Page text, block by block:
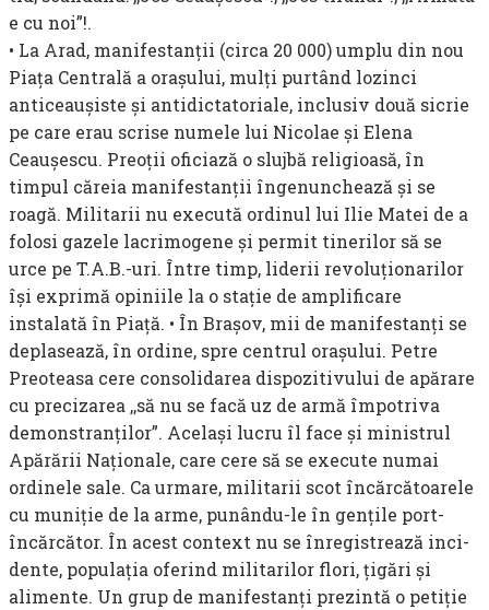
e cu noi”!.
• La Arad, manifestanţii (circa 20 000) umplu din nou
Piaţa Centrală a oraşului, mulţi purtând lozinci
anticeauşiste şi antidictatoriale, inclusiv două sicrie
pe care erau scrise numele lui Nicolae şi Elena
Ceauşescu. Preoţii oficiază o slujbă religioasă, în
timpul căreia manifestanţii în­genunchează şi se
roagă. Militarii nu execută ordinul lui Ilie Matei de a
folosi gazele lacrimogene şi permit tinerilor să se
urce pe T.A.B.-uri. Între timp, liderii revoluţionarilor
îşi exprimă opiniile la o staţie de amplificare
instalată în Piaţă. • În Braşov, mii de manifestanţi se
deplasează, în ordine, spre centrul oraşului. Petre
Preoteasa cere con­solidarea dispozitivului de apărare
cu precizarea ,,să nu se facă uz de armă împotriva
demonstranţilor”. Acelaşi lucru îl face şi ministrul
Apărării Naţionale, care cere să se execute numai
ordinele sale. Ca urmare, militarii scot încărcătoarele
cu muniţie de la arme, punându-le în genţile port-
încărcător. În acest context nu se înregistrează inci­
dente, populaţia oferind militarilor flori, ţigări şi
alimente. Un grup de manifestanţi prezintă o petiţie